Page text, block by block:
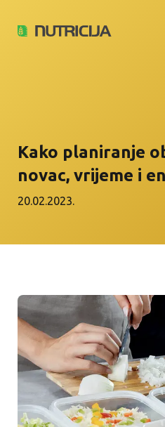
Kako planiranje
novac, vrijeme i
20.02.2023.